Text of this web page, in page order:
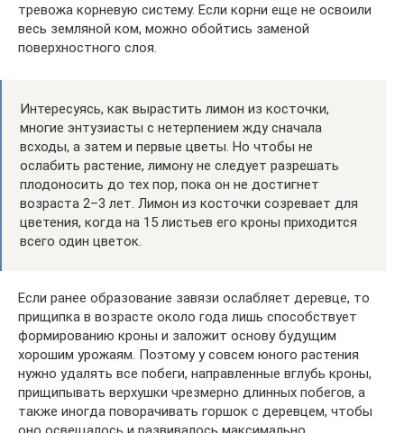
тревожа корневую систему. Если корни еще не освоили
весь земляной ком, можно обойтись заменой
поверхностного слоя.
Интересуясь, как вырастить лимон из косточки,
многие энтузиасты с нетерпением жду сначала
всходы, а затем и первые цветы. Но чтобы не
ослабить растение, лимону не следует разрешать
плодоносить до тех пор, пока он не достигнет
возраста 2–3 лет. Лимон из косточки созревает для
цветения, когда на 15 листьев его кроны приходится
всего один цветок.
Если ранее образование завязи ослабляет деревце, то
прищипка в возрасте около года лишь способствует
формированию кроны и заложит основу будущим
хорошим урожаям. Поэтому у совсем юного растения
нужно удалять все побеги, направленные вглубь кроны,
прищипывать верхушки чрезмерно длинных побегов, а
также иногда поворачивать горшок с деревцем, чтобы